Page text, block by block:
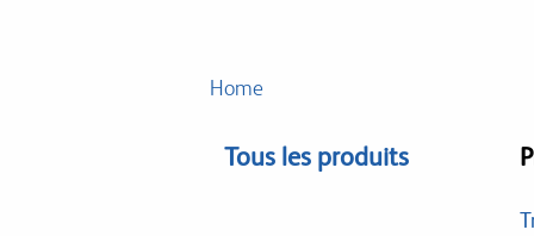
Home
Tous les produits